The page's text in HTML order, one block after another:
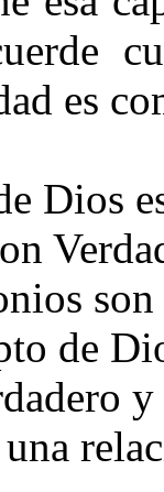
es
Dios
de